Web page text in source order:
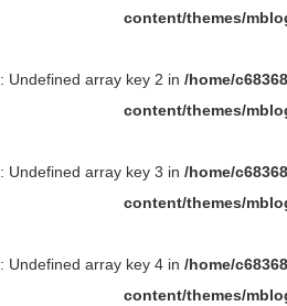
content/themes/
: Undefined array key 2 in /home/
content/themes/
: Undefined array key 3 in /home/
content/themes/
: Undefined array key 4 in /home/
content/themes/